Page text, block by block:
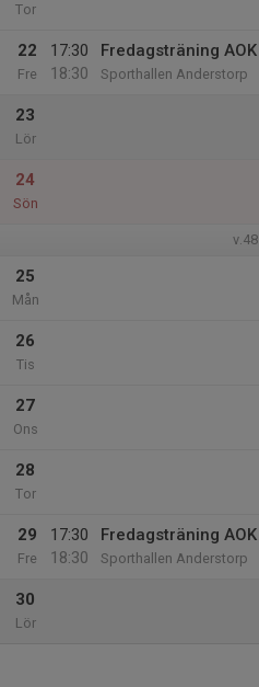
Tor
22
Fre
17:30
18:30
Fredagsträning AOK
Sporthallen Anderstorp
23
Lör
24
Sön
v.48
25
Mån
26
Tis
27
Ons
28
Tor
29
Fre
17:30
18:30
Fredagsträning AOK
Sporthallen Anderstorp
30
Lör